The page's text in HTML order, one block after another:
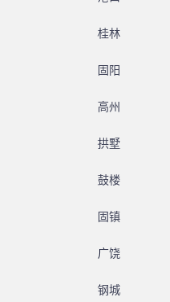
桂林
固阳
高州
拱墅
鼓楼
固镇
广饶
钢城